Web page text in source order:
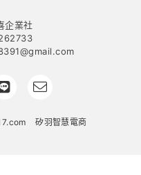
企業社
矽羽智慧電商